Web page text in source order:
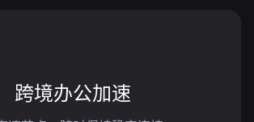
跨境办公加速